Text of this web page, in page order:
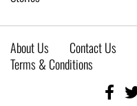
About Us Contact Us
Terms & Conditions